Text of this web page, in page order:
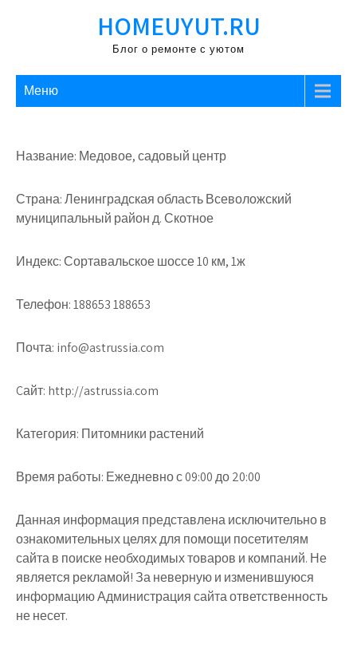
HOMEUYUT.RU
Блог о ремонте с уютом
Меню
Название: Медовое, садовый центр
Страна: Ленинградская область Всеволожский
муниципальный район д. Скотное
Индекс: Сортавальское шоссе 10 км, 1ж
Телефон: 188653 188653
Почта: info@astrussia.com
Cайт: http://astrussia.com
Категория: Питомники растений
Время работы: Ежедневно с 09:00 до 20:00
Данная информация представлена исключительно в
ознакомительных целях для помощи посетителям
сайта в поиске необходимых товаров и компаний. Не
является рекламой! За неверную и изменившуюся
информацию Администрация сайта ответственность
не несет.